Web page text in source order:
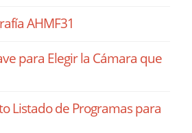
AHMF31
para Elegir la Cámara que
Listado de Programas para